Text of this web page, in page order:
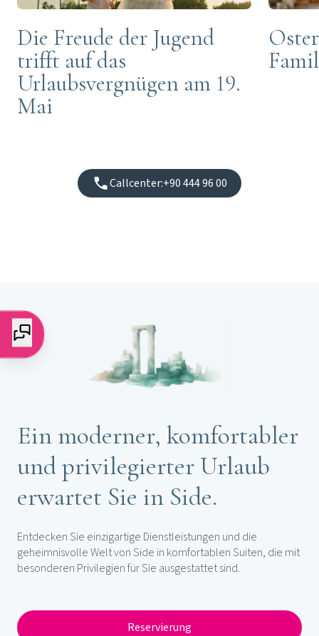
Die Freude der Jugend
trifft auf das
Urlaubsvergnügen am 19.
Mai
Callcenter:+90 444 96 00
Ein moderner, komfortabler
und privilegierter Urlaub
erwartet Sie in Side.
Entdecken Sie einzigartige Dienstleistungen und die
geheimnisvolle Welt von Side in komfortablen Suiten, die mit
besonderen Privilegien für Sie ausgestattet sind.
Reservierung